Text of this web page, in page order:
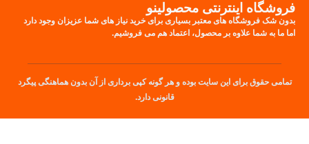
فروشگاه اینترنتی محصولینو
بدون شک فروشگاه های معتبر بسیاری برای خرید نیاز های شما عزیزان وجود دارد
اما ما به شما علاوه بر محصول، اعتماد هم می فروشیم.
تمامی حقوق برای این سایت بوده و هر گونه کپی برداری از آن بدون هماهنگی پیگرد
قانونی دارد.